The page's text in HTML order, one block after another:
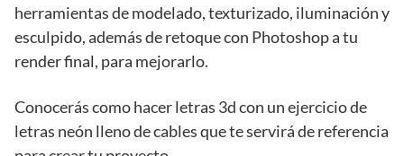
herramientas de modelado, texturizado, iluminación y
esculpido, además de retoque con Photoshop a tu
render final, para mejorarlo.
Conocerás como hacer letras 3d con un ejercicio de
letras neón lleno de cables que te servirá de referencia